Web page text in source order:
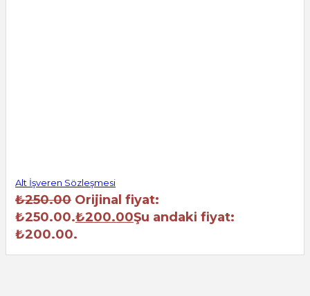
Alt İşveren Sözleşmesi
₺250.00 Orijinal fiyat:
₺250.00.₺200.00Şu andaki fiyat:
₺200.00.